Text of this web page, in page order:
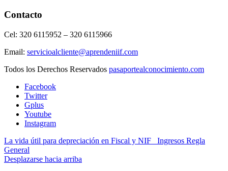
Contacto
Cel: 320 6115952 – 320 6115966
Email: servicioalcliente@aprendeniif.com
Todos los Derechos Reservados pasaportealconocimiento.com
Facebook
Twitter
Gplus
Youtube
Instagram
La vida útil para depreciación en Fiscal y NIF
Ingresos Regla
General
Desplazarse hacia arriba